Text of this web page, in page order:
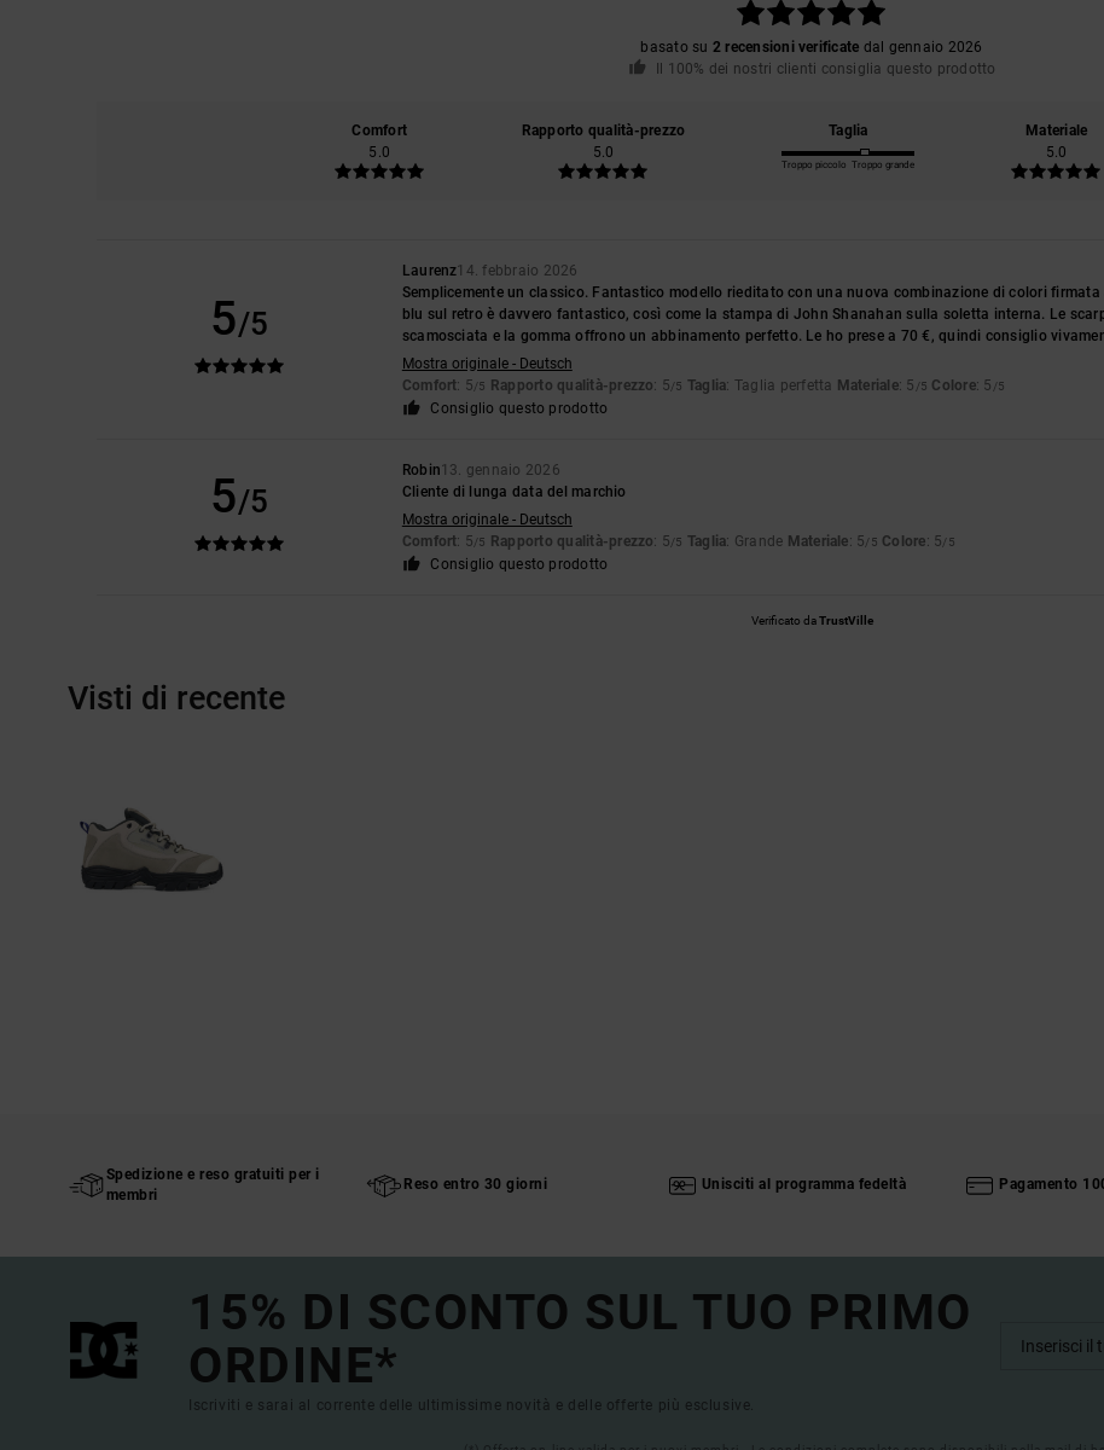
basato su 2 recensioni verificate dal gennaio 2026
Il 100% dei nostri clienti consiglia questo prodotto
Comfort
5.0
Rapporto qualità-prezzo
5.0
Taglia
Troppo piccolo Troppo grande
Materiale
5.0
5/5
Laurenz14. febbraio 2026
Semplicemente un classico. Fantastico modello rieditato con una nuova combinazione di colori
blu sul retro è davvero fantastico, così come la stampa di John Shanahan sulla soletta interna. Le
scamosciata e la gomma offrono un abbinamento perfetto. Le ho prese a 70 €, quindi consiglio
Mostra originale - Deutsch
Comfort: 5/5 Rapporto qualità-prezzo: 5/5 Taglia: Taglia perfetta Materiale: 5 /5 Colore: 5 /5
Consiglio questo prodotto
5/5
Robin13. gennaio 2026
Cliente di lunga data del marchio
Mostra originale - Deutsch
Comfort: 5/5 Rapporto qualità-prezzo: 5/5 Taglia: Grande Materiale: 5/5 Colore: 5/5
Consiglio questo prodotto
Verificato daTrustVille
Visti di recente
Spedizione e reso gratuiti per i
membri
Reso entro 30 giorni Unisciti al programma fedeltà Pagamento
15% DI SCONTO SUL TUO PRIMO
ORDINE*
Iscriviti e sarai al corrente delle ultimissime novità e delle offerte più esclusive.